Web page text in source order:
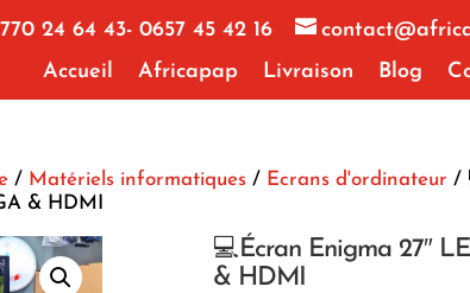
24 64 43- 0657 45 42 16
Accueil
Africapap Livraison Blog
/ Matériels informatiques/ Ecrans d'ordinateur /
& HDMI
💻Écran Enigma 27″
& HDMI